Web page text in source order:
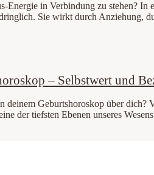
Energie in Verbindung zu stehen?
Sie wirkt durch Anziehung,
– Selbstwert und
deinem Geburtshoroskop über
der tiefsten Ebenen unseres